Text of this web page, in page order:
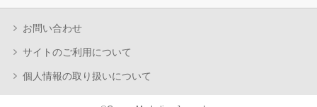
お問い合わせ
サイトのご利用について
個人情報の取り扱いについて